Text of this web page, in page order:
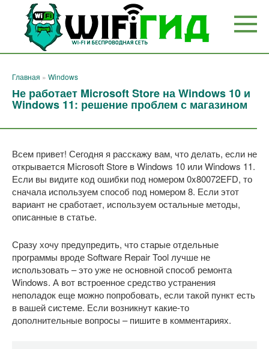
Перейти
контенту
Главная » Windows
Не работает Microsoft Store на Windows 10 и
Windows 11: решение проблем с магазином
Всем привет! Сегодня я расскажу вам, что делать, если не
открывается Microsoft Store в Windows 10 или Windows 11.
Если вы видите код ошибки под номером 0x80072EFD, то
сначала используем способ под номером 8. Если этот
вариант не сработает, используем остальные методы,
описанные в статье.
Сразу хочу предупредить, что старые отдельные
программы вроде Software Repair Tool лучше не
использовать – это уже не основной способ ремонта
Windows. А вот встроенное средство устранения
неполадок еще можно попробовать, если такой пункт есть
в вашей системе. Если возникнут какие-то
дополнительные вопросы – пишите в комментариях.